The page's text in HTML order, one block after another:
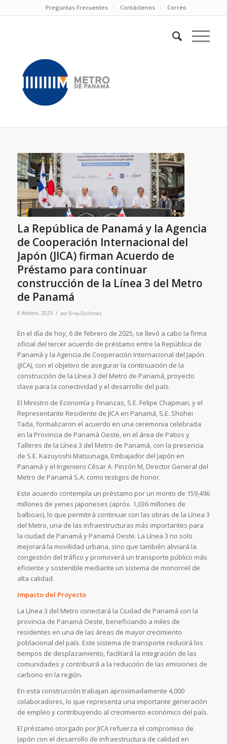
Preguntas Frecuentes Contáctenos Correo
La República de Panamá y la Agencia
de Cooperación Internacional del
Japón (JICA) firman Acuerdo de
Préstamo para continuar
construcción de la Línea 3 del Metro
de Panamá
6 febrero, 2025 / por Erika Quiñones
En el día de hoy, 6 de febrero de 2025, se llevó a cabo la firma
oficial del tercer acuerdo de préstamo entre la República de
Panamá y la Agencia de Cooperación Internacional del Japón
(JICA), con el objetivo de asegurar la continuación de la
construcción de la Línea 3 del Metro de Panamá, proyecto
clave para la conectividad y el desarrollo del país.
El Ministro de Economía y Finanzas, S.E. Felipe Chapman, y el
Representante Residente de JICA en Panamá, S.E. Shohei
Tada, formalizaron el acuerdo en una ceremonia celebrada
en la Provincia de Panamá Oeste, en el área de Patios y
Talleres de la Línea 3 del Metro de Panamá, con la presencia
de S.E. Kazuyoshi Matsunaga, Embajador del Japón en
Panamá y el Ingeniero César A. Pinzón M, Director General del
Metro de Panamá S.A. como testigos de honor.
Este acuerdo contempla un préstamo por un monto de 159,496
millones de yenes japoneses (apróx. 1,036 millones de
balboas), lo que permitirá continuar con las obras de la Línea 3
del Metro, una de las infraestructuras más importantes para
la ciudad de Panamá y Panamá Oeste. La Línea 3 no solo
mejorará la movilidad urbana, sino que también aliviará la
congestión del tráfico y promoverá un transporte público más
eficiente y sostenible mediante un sistema de monorriel de
alta calidad.
Impacto del Proyecto
La Línea 3 del Metro conectará la Ciudad de Panamá con la
provincia de Panamá Oeste, beneficiando a miles de
residentes en una de las áreas de mayor crecimiento
poblacional del país. Este sistema de transporte reducirá los
tiempos de desplazamiento, facilitará la integración de las
comunidades y contribuirá a la reducción de las emisiones de
carbono en la región.
En esta construcción trabajan aproximadamente 4,000
colaboradores, lo que representa una importante generación
de empleo y contribuyendo al crecimiento económico del país.
El préstamo otorgado por JICA refuerza el compromiso de
Japón con el desarrollo de infraestructura de calidad en